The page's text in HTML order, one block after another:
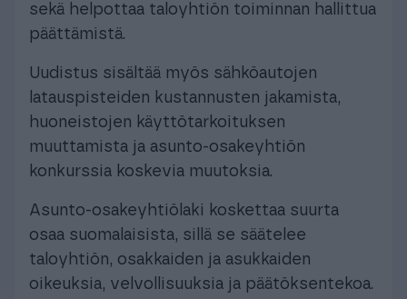
sekä helpottaa taloyhtiön toiminnan hallittua
päättämistä.
Uudistus sisältää myös sähköautojen
latauspisteiden kustannusten jakamista,
huoneistojen käyttötarkoituksen
muuttamista ja asunto-osakeyhtiön
konkurssia koskevia muutoksia.
Asunto-osakeyhtiölaki koskettaa suurta
osaa suomalaisista, sillä se säätelee
taloyhtiön, osakkaiden ja asukkaiden
oikeuksia, velvollisuuksia ja päätöksentekoa.